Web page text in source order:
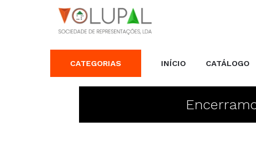
CATEGORIAS INÍCIO CATÁLOGO